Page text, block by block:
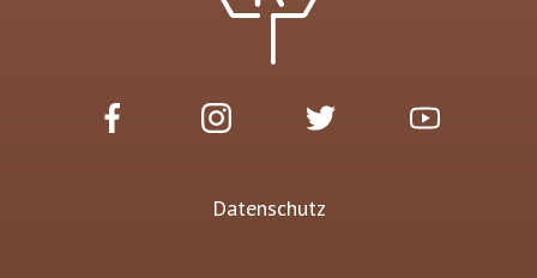
Datenschutz